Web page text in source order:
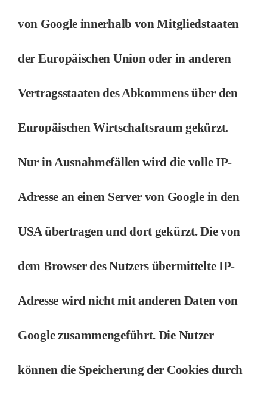
von Google innerhalb von Mitgliedstaaten
der Europäischen Union oder in anderen
Vertragsstaaten des Abkommens über den
Europäischen Wirtschaftsraum gekürzt.
Nur in Ausnahmefällen wird die volle IP-
Adresse an einen Server von Google in den
USA übertragen und dort gekürzt. Die von
dem Browser des Nutzers übermittelte IP-
Adresse wird nicht mit anderen Daten von
Google zusammengeführt. Die Nutzer
können die Speicherung der Cookies durch